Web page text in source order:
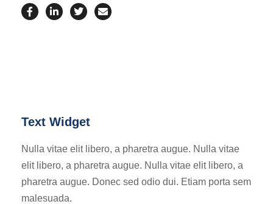
Text Widget
Nulla vitae elit libero, a pharetra augue. Nulla vitae
elit libero, a pharetra augue. Nulla vitae elit libero, a
pharetra augue. Donec sed odio dui. Etiam porta sem
malesuada.